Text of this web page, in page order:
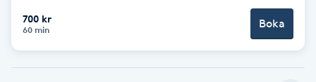
Brynformning
Brynfärgning
700 kr
60 min Boka